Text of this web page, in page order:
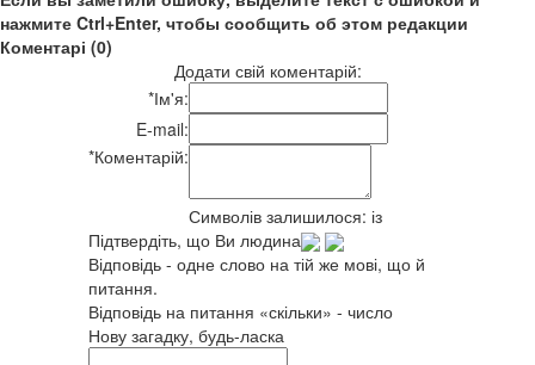
нажмите Ctrl+Enter, чтобы сообщить об этом редакции
Коментарі (0)
Додати свій коментарій:
*Ім'я:
E-mail:
*Коментарій:
Символів залишилося: із
Підтвердіть, що Ви людина
Відповідь - одне слово на тій же мові, що й
питання.
Відповідь на питання «скільки» - число
Нову загадку, будь-ласка